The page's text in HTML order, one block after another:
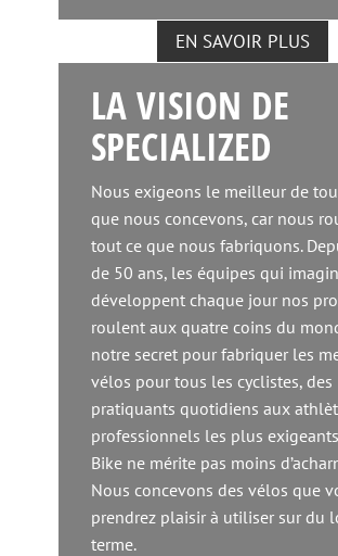
EN SAVOIR PLUS
LA VISION DE
SPECIALIZED
Nous exigeons le meilleur de
que nous concevons, car nous
tout ce que nous fabriquons.
de 50 ans, les équipes qui
développent chaque jour nos
roulent aux quatre coins du
notre secret pour fabriquer les
vélos pour tous les cyclistes, des
pratiquants quotidiens aux
professionnels les plus
Bike ne mérite pas moins
Nous concevons des vélos que
prendrez plaisir à utiliser sur du
terme.